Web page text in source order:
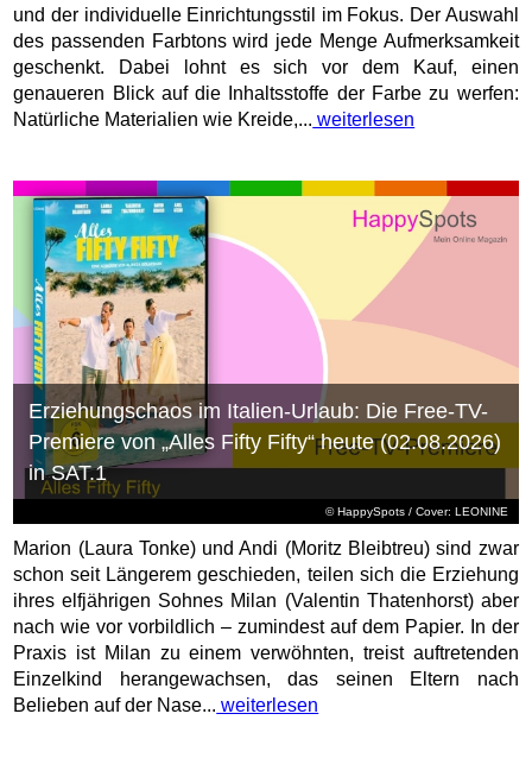
und der individuelle Einrichtungsstil im Fokus. Der Auswahl
des passenden Farbtons wird jede Menge Aufmerksamkeit
geschenkt. Dabei lohnt es sich vor dem Kauf, einen
genaueren Blick auf die Inhaltsstoffe der Farbe zu werfen:
Natürliche Materialien wie Kreide,... weiterlesen
© HappySpots / Cover: LEONINE
Erziehungschaos im Italien-Urlaub: Die Free-TV-
Premiere von „Alles Fifty Fifty“ heute (02.08.2026)
in SAT.1
Marion (Laura Tonke) und Andi (Moritz Bleibtreu) sind zwar
schon seit Längerem geschieden, teilen sich die Erziehung
ihres elfjährigen Sohnes Milan (Valentin Thatenhorst) aber
nach wie vor vorbildlich – zumindest auf dem Papier. In der
Praxis ist Milan zu einem verwöhnten, treist auftretenden
Einzelkind herangewachsen, das seinen Eltern nach
Belieben auf der Nase... weiterlesen